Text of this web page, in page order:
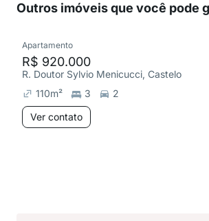
Outros imóveis que você pode
Apartamento
R$ 920.000
R. Doutor Sylvio Menicucci, Castelo
110m² 3
2
Ver contato